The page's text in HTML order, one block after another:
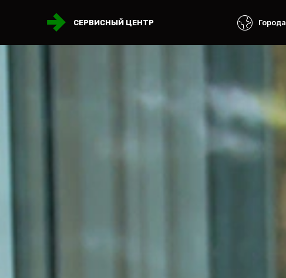
СЕРВИСНЫЙ ЦЕНТР Города